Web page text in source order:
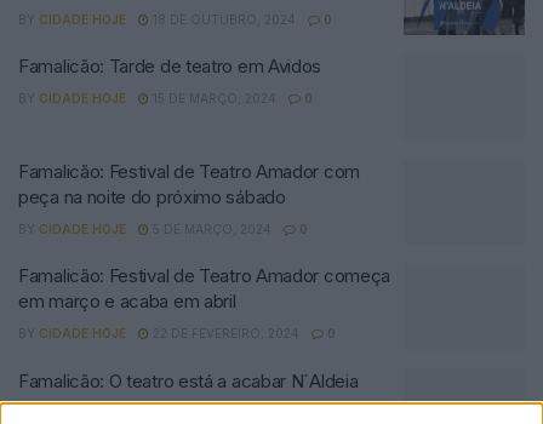
BY CIDADE HOJE 18 DE OUTUBRO, 2024 0
Famalicão: Tarde de teatro em Avidos
BY CIDADE HOJE 15 DE MARÇO, 2024 0
Famalicão: Festival de Teatro Amador com
peça na noite do próximo sábado
BY CIDADE HOJE 5 DE MARÇO, 2024 0
Famalicão: Festival de Teatro Amador começa
em março e acaba em abril
BY CIDADE HOJE 22 DE FEVEREIRO, 2024 0
Famalicão: O teatro está a acabar N´Aldeia